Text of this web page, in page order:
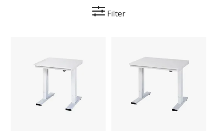
Filter
sänkbart
Arbetsbord
sänkbart
Arbetsbord